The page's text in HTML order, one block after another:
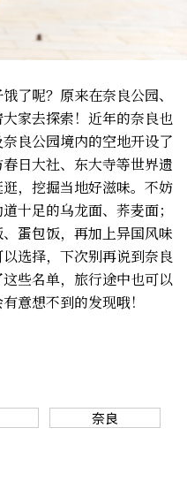
了呢？原来在奈良公园、
家去探索！近年的奈良也
良公园境内的空地开设了
日大社、东大寺等世界遗
，挖掘当地好滋味。不妨
十足的乌龙面、荞麦面；
蛋包饭，再加上异国风味
选择，下次别再说到奈良
些名单，旅行途中也可以
意想不到的发现哦！
奈良